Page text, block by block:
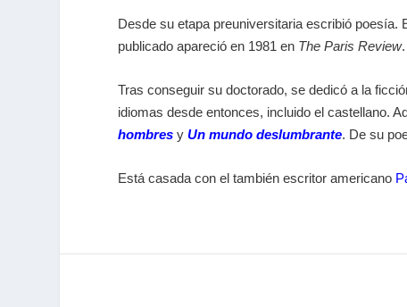
Desde su etapa preuniversitaria escribió poesía.
publicado apareció en 1981 en The Paris Review.
Tras conseguir su doctorado, se dedicó a la
idiomas desde entonces, incluido el castellano.
hombres y Un mundo deslumbrante. De su
Está casada con el también escritor americano